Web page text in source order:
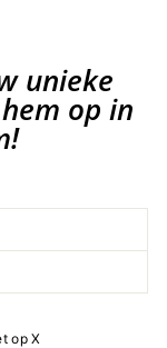
unieke
op in
op X